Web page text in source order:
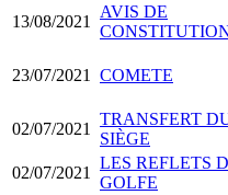
13/08/2021
AVIS DE
23/07/2021 COMETE
02/07/2021
TRANSFERT
SIÈGE
02/07/2021
LES REFLETS
GOLFE